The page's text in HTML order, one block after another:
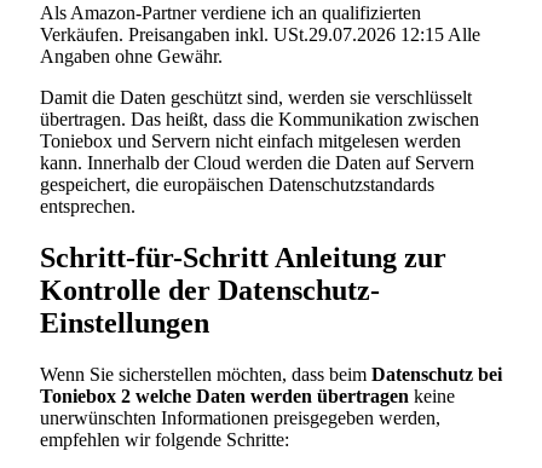
Als Amazon-Partner verdiene ich an qualifizierten
Verkäufen. Preisangaben inkl. USt.29.07.2026 12:15 Alle
Angaben ohne Gewähr.
Damit die Daten geschützt sind, werden sie verschlüsselt
übertragen. Das heißt, dass die Kommunikation zwischen
Toniebox und Servern nicht einfach mitgelesen werden
kann. Innerhalb der Cloud werden die Daten auf Servern
gespeichert, die europäischen Datenschutzstandards
entsprechen.
Schritt-für-Schritt Anleitung zur
Kontrolle der Datenschutz-
Einstellungen
Wenn Sie sicherstellen möchten, dass beim Datenschutz bei
Toniebox 2 welche Daten werden übertragen keine
unerwünschten Informationen preisgegeben werden,
empfehlen wir folgende Schritte: